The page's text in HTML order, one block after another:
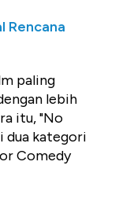
Rencana
paling
lebih
itu, "No
dua kategori
Comedy